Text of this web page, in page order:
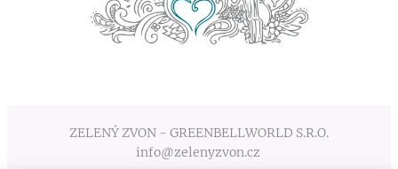
ZELENÝ ZVON - GREENBELLWORLD S.R.O.
info@zelenyzvon.cz